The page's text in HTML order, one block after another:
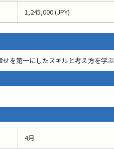
1,245,000 (JPY)
を第一にしたスキルと考え方を学ぶ
4月